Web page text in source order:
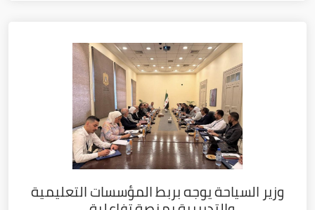
وزير السياحة يوجه بربط المؤسسات التعليمية